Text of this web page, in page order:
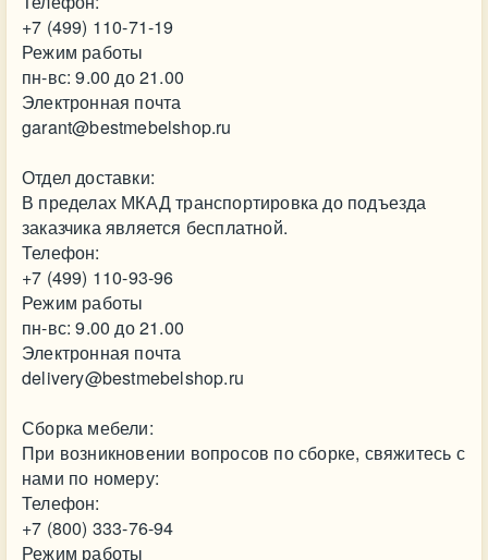
+7 (499) 110-71-19
Режим работы
пн-вс: 9.00 до 21.00
Электронная почта
garant@bestmebelshop.ru
Отдел доставки:
В пределах МКАД транспортировка до подъезда
заказчика является бесплатной.
Телефон:
+7 (499) 110-93-96
Режим работы
пн-вс: 9.00 до 21.00
Электронная почта
delivery@bestmebelshop.ru
Сборка мебели:
При возникновении вопросов по сборке, свяжитесь с
нами по номеру:
Телефон:
+7 (800) 333-76-94
Режим работы